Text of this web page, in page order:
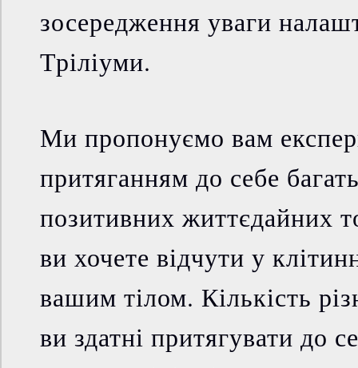
зосередження уваги
Тріліуми.
Ми пропонуємо вам
притяганням до себе
позитивних життєдайних
ви хочете відчути у
вашим тілом. Кількість
ви здатні притягувати до